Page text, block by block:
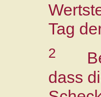
Tag
2
dass